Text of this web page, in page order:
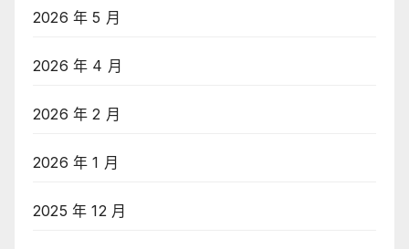
2026 年 5 月
2026 年 4 月
2026 年 2 月
2026 年 1 月
2025 年 12 月